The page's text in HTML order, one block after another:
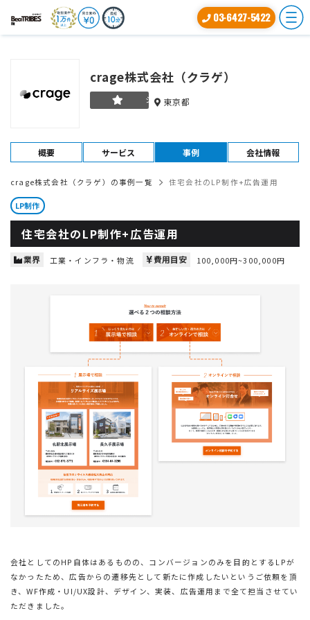
03-6427-5422
crage株式会社（クラゲ）
シルバー
東京都
概要 サービス 事例 会社情報
crage株式会社（クラゲ）の事例一覧 住宅会社のLP制作+広告運用
LP制作
住宅会社のLP制作+広告運用
業界 工業・インフラ・物流 費用目安 100,000円~300,000円
会社としてのHP自体はあるものの、コンバージョンのみを目的とするLPが
なかったため、広告からの遷移先として新たに作成したいというご依頼を頂
き、WF作成・UI/UX設計、デザイン、実装、広告運用まで全て担当させてい
ただきました。